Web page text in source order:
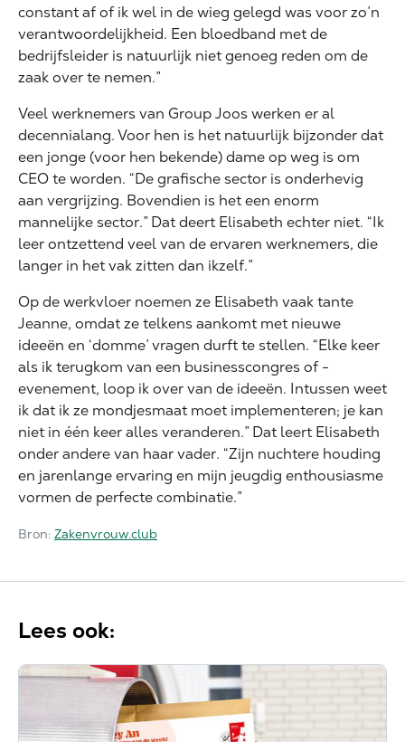
constant af of ik wel in de wieg gelegd was voor zo’n
verantwoordelijkheid. Een bloedband met de
bedrijfsleider is natuurlijk niet genoeg reden om de
zaak over te nemen.”
Veel werknemers van Group Joos werken er al
decennialang. Voor hen is het natuurlijk bijzonder dat
een jonge (voor hen bekende) dame op weg is om
CEO te worden. “De grafische sector is onderhevig
aan vergrijzing. Bovendien is het een enorm
mannelijke sector.” Dat deert Elisabeth echter niet. “Ik
leer ontzettend veel van de ervaren werknemers, die
langer in het vak zitten dan ikzelf.”
Op de werkvloer noemen ze Elisabeth vaak tante
Jeanne, omdat ze telkens aankomt met nieuwe
ideeën en ‘domme’ vragen durft te stellen. “Elke keer
als ik terugkom van een businesscongres of -
evenement, loop ik over van de ideeën. Intussen weet
ik dat ik ze mondjesmaat moet implementeren; je kan
niet in één keer alles veranderen.” Dat leert Elisabeth
onder andere van haar vader. “Zijn nuchtere houding
en jarenlange ervaring en mijn jeugdig enthousiasme
vormen de perfecte combinatie.”
Bron: Zakenvrouw.club
Lees ook: